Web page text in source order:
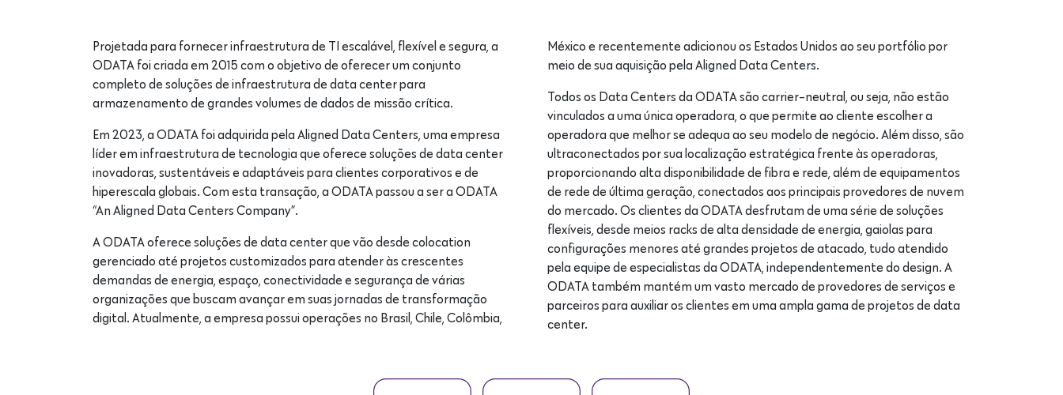
Projetada para fornecer infraestrutura de TI escalável, flexível e segura, a
ODATA foi criada em 2015 com o objetivo de oferecer um conjunto
completo de soluções de infraestrutura de data center para
armazenamento de grandes volumes de dados de missão crítica.
Em 2023, a ODATA foi adquirida pela Aligned Data Centers, uma empresa
líder em infraestrutura de tecnologia que oferece soluções de data center
inovadoras, sustentáveis e adaptáveis para clientes corporativos e de
hiperescala globais. Com esta transação, a ODATA passou a ser a ODATA
“An Aligned Data Centers Company”.
A ODATA oferece soluções de data center que vão desde colocation
gerenciado até projetos customizados para atender às crescentes
demandas de energia, espaço, conectividade e segurança de várias
organizações que buscam avançar em suas jornadas de transformação
digital. Atualmente, a empresa possui operações no Brasil, Chile, Colômbia,
México e recentemente adicionou os Estados Unidos ao seu portfólio por
meio de sua aquisição pela Aligned Data Centers.
Todos os Data Centers da ODATA são carrier-neutral, ou seja, não estão
vinculados a uma única operadora, o que permite ao cliente escolher a
operadora que melhor se adequa ao seu modelo de negócio. Além disso, são
ultraconectados por sua localização estratégica frente às operadoras,
proporcionando alta disponibilidade de fibra e rede, além de equipamentos
de rede de última geração, conectados aos principais provedores de nuvem
do mercado. Os clientes da ODATA desfrutam de uma série de soluções
flexíveis, desde meios racks de alta densidade de energia, gaiolas para
configurações menores até grandes projetos de atacado, tudo atendido
pela equipe de especialistas da ODATA, independentemente do design. A
ODATA também mantém um vasto mercado de provedores de serviços e
parceiros para auxiliar os clientes em uma ampla gama de projetos de data
center.